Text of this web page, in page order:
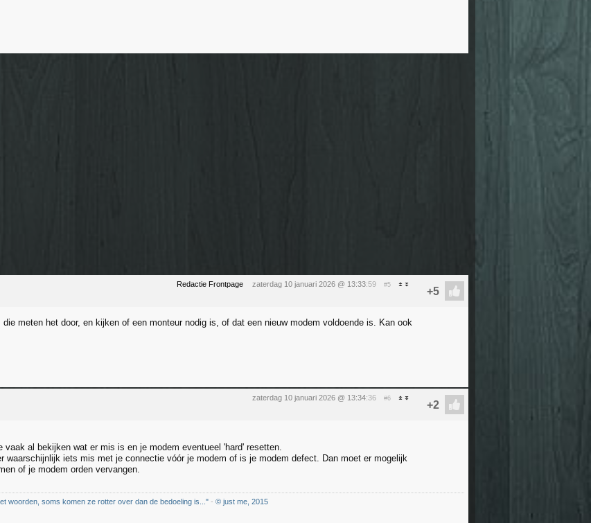
Redactie Frontpage zaterdag 10 januari 2026 @ 13:33:59 #5
die meten het door, en kijken of een monteur nodig is, of dat een nieuw modem voldoende is. Kan ook
zaterdag 10 januari 2026 @ 13:34:36 #6
vaak al bekijken wat er mis is en je modem eventueel 'hard' resetten.
waarschijnlijk iets mis met je connectie vóór je modem of is je modem defect. Dan moet er mogelijk
of je modem orden vervangen.
woorden, soms komen ze rotter over dan de bedoeling is..." - © just me, 2015